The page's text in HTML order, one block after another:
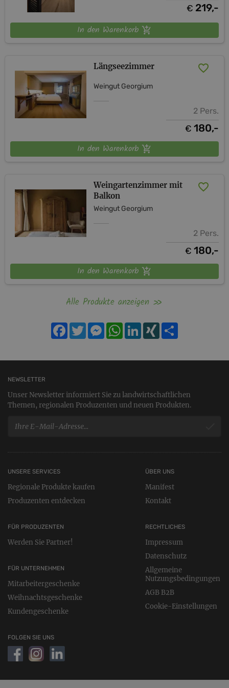
€ 219,-
In den Warenkorb
Längseezimmer
Weingut Georgium
2 Pers.
€ 180,-
In den Warenkorb
Weingartenzimmer mit
Balkon
Weingut Georgium
2 Pers.
€ 180,-
In den Warenkorb
Alle Produkte anzeigen
Facebook
TwitterMessengerWhatsApp
LinkedIn
XING
NEWSLETTER
Unser Newsletter informiert Sie zu landwirtschaftlichen
Themen, regionalen Produzenten und neuen Produkten.
UNSERE SERVICES
Regionale Produkte kaufen
Produzenten entdecken
FÜR PRODUZENTEN
Werden Sie Partner!
FÜR UNTERNEHMEN
Mitarbeitergeschenke
Weihnachtsgeschenke
Kundengeschenke
RECHTLICHES
Impressum
Datenschutz
Allgemeine
Nutzungsbedingungen
AGB B2B
Cookie-Einstellungen
ÜBER UNS
Manifest
Kontakt
FOLGEN SIE UNS